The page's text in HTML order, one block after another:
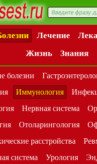
Лечение
Жизнь
Знания
болезни
Иммунология
Нервная система
Отоларингология
расстройства
система
Урология